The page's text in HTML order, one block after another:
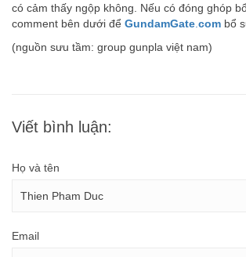
có cảm thấy ngộp không. Nếu có đóng ghóp
comment bên dưới để GundamGate com bổ
(nguồn sưu tầm: group gunpla việt nam)
Viết bình luận:
Họ và tên
Email